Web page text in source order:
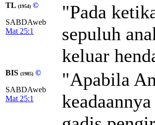
TL (1954) ©
SABDAweb
Mat 25:1
"Pada
sepuluh
keluar
BIS (1985) ©
SABDAweb
Mat 25:1
"Apabila